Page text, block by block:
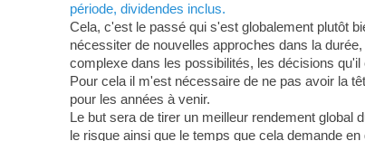
période, dividendes inclus.
Cela, c'est le passé qui s'est globalement plutôt
nécessiter de nouvelles approches dans la
complexe dans les possibilités, les décisions
Pour cela il m'est nécessaire de ne pas avoir la
pour les années à venir.
Le but sera de tirer un meilleur rendement global
le risque ainsi que le temps que cela demande